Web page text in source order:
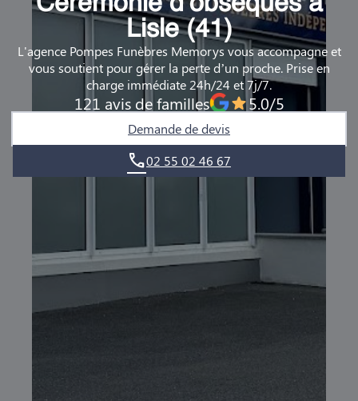
DEMANDE DE RENDEZ-VOUS EN AGENCE
QUI SOMMES-NOUS ?
NOUS REJOINDRE
Lisle (41)
L'agence Pompes Funèbres Memorys vous accompagne et
vous soutient pour gérer la perte d’un proche. Prise en
charge immédiate 24h/24 et 7j/7.
121 avis de familles 5.0/5
Demande de devis
02 55 02 46 67